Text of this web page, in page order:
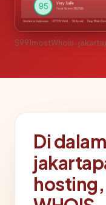
S991mostWhois ·
Di dalam
hosting,